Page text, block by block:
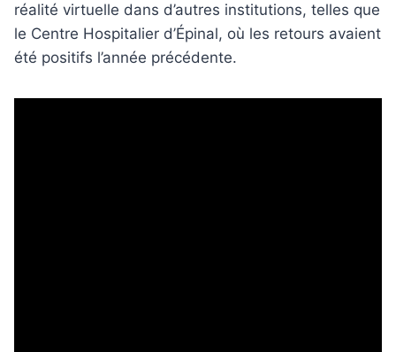
réalité virtuelle dans d’autres institutions, telles que
le Centre Hospitalier d’Épinal, où les retours avaient
été positifs l’année précédente.